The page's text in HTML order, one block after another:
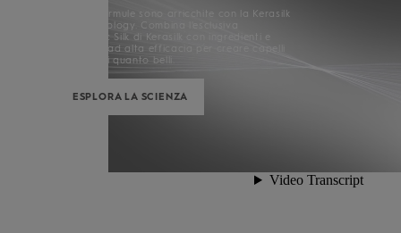
Tutte le formule sono arricchite con la Kerasilk
Silk+ Technology. Combina l'esclusiva
Biomimetic Silk di Kerasilk con ingredienti e
attivatori ad alta efficacia per creare capelli
tanto forti quanto belli.
ESPLORA LA SCIENZA